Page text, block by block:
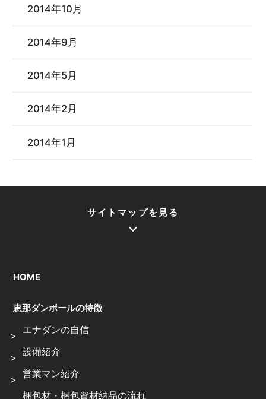
2014年10月
2014年9月
2014年5月
2014年2月
2014年1月
サイトマップを見る
HOME
恵那ダンボールの特徴
エナダンの自信
設備紹介
営業マン紹介
梱包材・梱包資材納品の流れ